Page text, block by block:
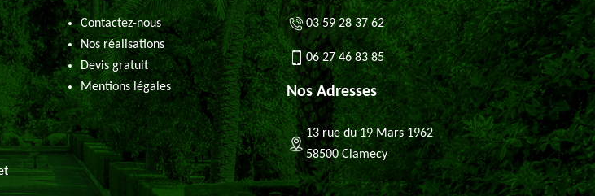
Contactez-nous
Nos réalisations
Devis gratuit
Mentions légales
03 59 28 37 62
06 27 46 83 85
Nos Adresses
13 rue du 19 Mars 1962
58500 Clamecy